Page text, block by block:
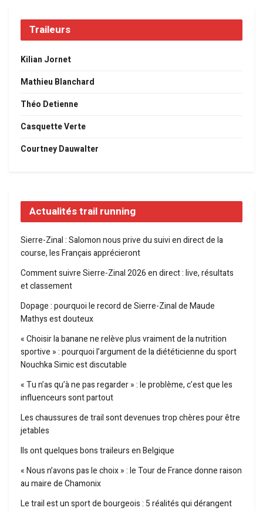
Traileurs
Kilian Jornet
Mathieu Blanchard
Théo Detienne
Casquette Verte
Courtney Dauwalter
Actualités trail running
Sierre-Zinal : Salomon nous prive du suivi en direct de la
course, les Français apprécieront
Comment suivre Sierre-Zinal 2026 en direct : live, résultats
et classement
Dopage : pourquoi le record de Sierre-Zinal de Maude
Mathys est douteux
« Choisir la banane ne relève plus vraiment de la nutrition
sportive » : pourquoi l’argument de la diététicienne du sport
Nouchka Simic est discutable
« Tu n’as qu’à ne pas regarder » : le problème, c’est que les
influenceurs sont partout
Les chaussures de trail sont devenues trop chères pour être
jetables
Ils ont quelques bons traileurs en Belgique
« Nous n’avons pas le choix » : le Tour de France donne raison
au maire de Chamonix
Le trail est un sport de bourgeois : 5 réalités qui dérangent